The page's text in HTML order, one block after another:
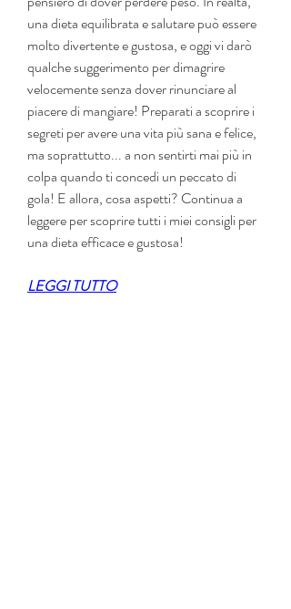
una dieta equilibrata e salutare può essere
molto divertente e gustosa, e oggi vi darò
qualche suggerimento per dimagrire
velocemente senza dover rinunciare al
piacere di mangiare! Preparati a scoprire i
segreti per avere una vita più sana e felice,
ma soprattutto... a non sentirti mai più in
colpa quando ti concedi un peccato di
gola! E allora, cosa aspetti? Continua a
leggere per scoprire tutti i miei consigli per
una dieta efficace e gustosa!
LEGGI TUTTO